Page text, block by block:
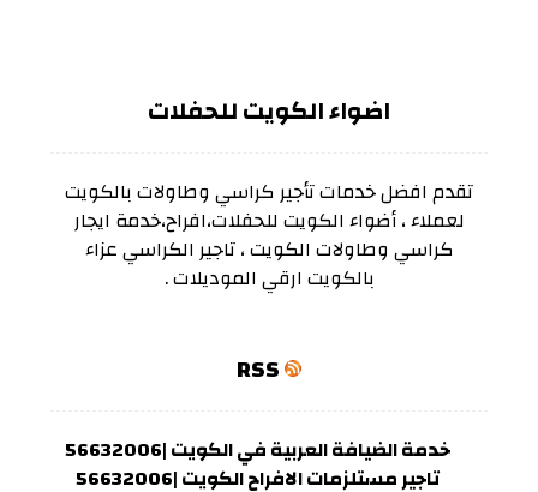
اضواء الكويت للحفلات
تقدم افضل خدمات تأجير كراسي وطاولات بالكويت
لعملاء ، أضواء الكويت للحفلات،افراح،خدمة ايجار
كراسي وطاولات الكويت ، تاجير الكراسي عزاء
بالكويت ارقي الموديلات .
RSS
خدمة الضيافة العربية في الكويت |56632006
تاجير مستلزمات الافراح الكويت |56632006